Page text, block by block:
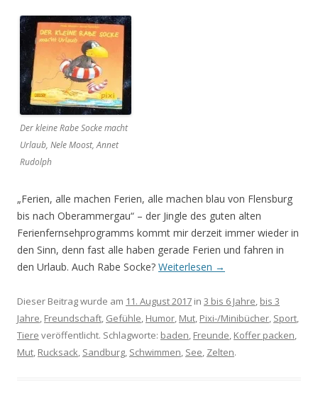
Der kleine Rabe Socke macht
Urlaub, Nele Moost, Annet
Rudolph
„Ferien, alle machen Ferien, alle machen blau von Flensburg
bis nach Oberammergau“ – der Jingle des guten alten
Ferienfernsehprogramms kommt mir derzeit immer wieder in
den Sinn, denn fast alle haben gerade Ferien und fahren in
den Urlaub. Auch Rabe Socke? Weiterlesen →
Dieser Beitrag wurde am 11. August 2017 in 3 bis 6 Jahre, bis 3
Jahre, Freundschaft, Gefühle, Humor, Mut, Pixi-/Minibücher, Sport,
Tiere veröffentlicht. Schlagworte: baden, Freunde, Koffer packen,
Mut, Rucksack, Sandburg, Schwimmen, See, Zelten.